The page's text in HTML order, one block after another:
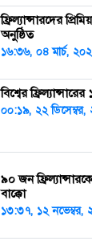
ফ্রিল্যান্সারদের
অনুষ্ঠিত
১৬:৩৬, ০৪ মার্চ,
বিশ্বের
০০:১৯, ২২
৯০ জন
বাক্কো
১৩:৩৭, ১২ নভেম্বর,